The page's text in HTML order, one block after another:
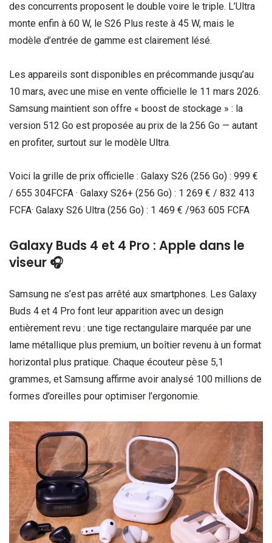
des concurrents proposent le double voire le triple. L’Ultra
monte enfin à 60 W, le S26 Plus reste à 45 W, mais le
modèle d’entrée de gamme est clairement lésé.
Les appareils sont disponibles en précommande jusqu’au
10 mars, avec une mise en vente officielle le 11 mars 2026.
Samsung maintient son offre « boost de stockage » : la
version 512 Go est proposée au prix de la 256 Go — autant
en profiter, surtout sur le modèle Ultra.
Voici la grille de prix officielle : Galaxy S26 (256 Go) : 999 €
/ 655 304FCFA · Galaxy S26+ (256 Go) : 1 269 € / 832 413
FCFA· Galaxy S26 Ultra (256 Go) : 1 469 € /963 605 FCFA
Galaxy Buds 4 et 4 Pro : Apple dans le
viseur 🎧
Samsung ne s’est pas arrêté aux smartphones. Les Galaxy
Buds 4 et 4 Pro font leur apparition avec un design
entièrement revu : une tige rectangulaire marquée par une
lame métallique plus premium, un boîtier revenu à un format
horizontal plus pratique. Chaque écouteur pèse 5,1
grammes, et Samsung affirme avoir analysé 100 millions de
formes d’oreilles pour optimiser l’ergonomie.